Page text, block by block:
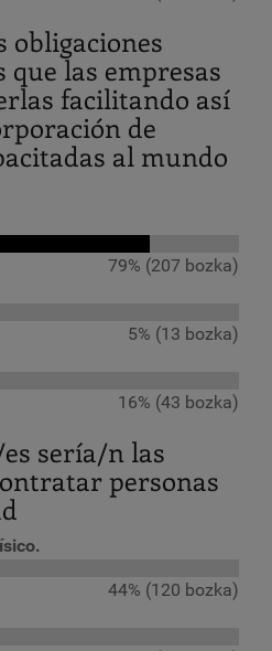
obligaciones
que las empresas
facilitando así
de
al mundo
79% (207 bozka)
5% (13 bozka)
16% (43 bozka)
sería/n las
personas
44% (120 bozka)